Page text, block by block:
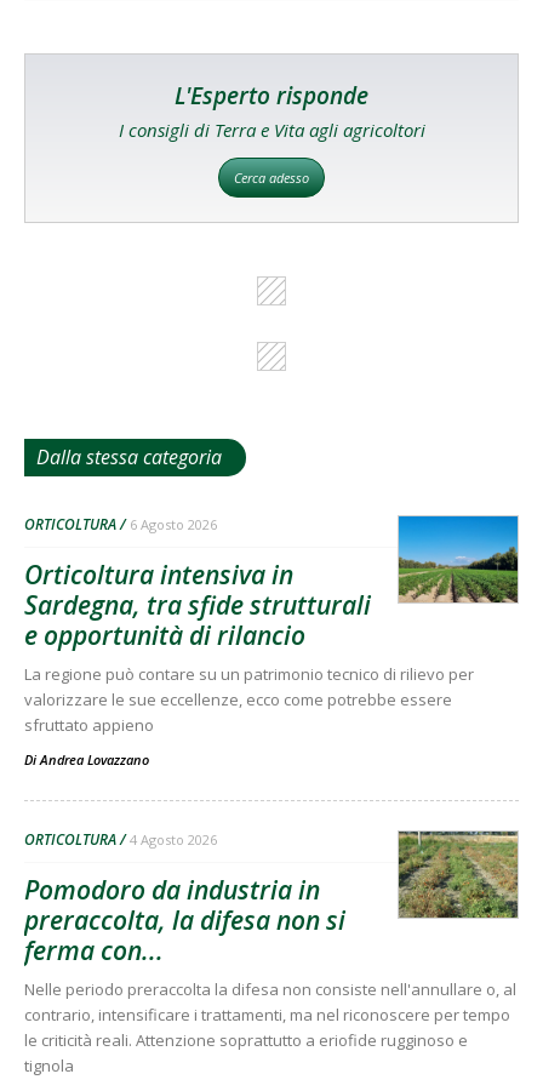
L'Esperto risponde
I consigli di Terra e Vita agli agricoltori
Cerca adesso
Dalla stessa categoria
ORTICOLTURA 6 Agosto 2026
Orticoltura intensiva in
Sardegna, tra sfide strutturali
e opportunità di rilancio
La regione può contare su un patrimonio tecnico di rilievo per
valorizzare le sue eccellenze, ecco come potrebbe essere
sfruttato appieno
DiAndrea Lovazzano
ORTICOLTURA 4 Agosto 2026
Pomodoro da industria in
preraccolta, la difesa non si
ferma con...
Nelle periodo preraccolta la difesa non consiste nell'annullare o, al
contrario, intensificare i trattamenti, ma nel riconoscere per tempo
le criticità reali. Attenzione soprattutto a eriofide rugginoso e
tignola